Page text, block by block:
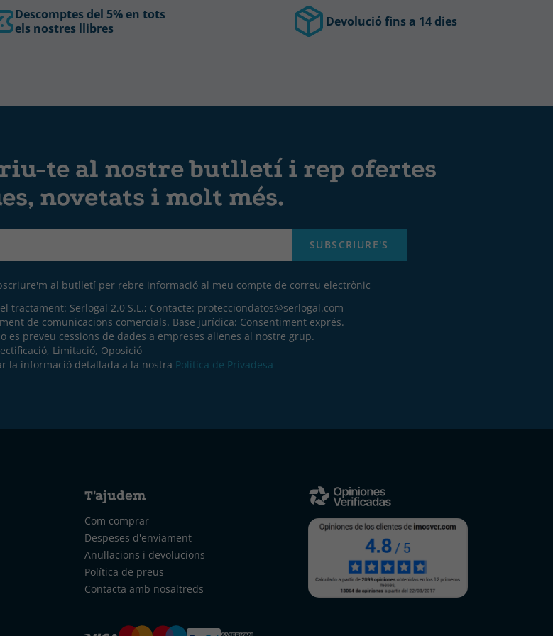
Descomptes del 5% en tots
els nostres llibres
Devolució fins a 14 dies
te al nostre butlletí i rep ofertes
novetats i molt més.
SUBSCRIURE'S
al butlletí per rebre informació al meu compte de correu electrònic
tractament: Serlogal 2.0 S.L.; Contacte: protecciondatos@serlogal.com
de comunicacions comercials. Base jurídica: Consentiment exprés.
es preveu cessions de dades a empreses alienes al nostre grup.
Limitació, Oposició
la informació detallada a la nostra Política de Privadesa
T'ajudem
Com comprar
Despeses d'enviament
Anul·lacions i devolucions
Política de preus
Contacta amb nosaltreds